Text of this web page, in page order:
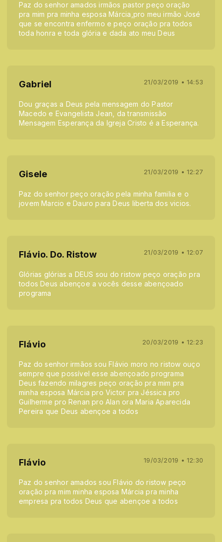
Paz do senhor amados irmãos pastor peço oração
pra mim pra minha esposa Márcia,pro meu irmão José
que se encontra enfermo e peço oração pra todos
toda honra e toda glória e dada ato meu Deus
Gabriel 21/03/2019 • 14:53
Dou graças a Deus pela mensagem do Pastor
Macedo e Evangelista Jean, da transmissão
Mensagem Esperança da Igreja Cristo é a Esperança.
Gisele 21/03/2019 • 12:27
Paz do senhor peço oração pela minha familia e o
jovem Marcio e Dauro para Deus liberta dos vicios.
Flávio. Do. Ristow 21/03/2019 • 12:07
Glórias glórias a DEUS sou do ristow peço oração pra
todos Deus abençoe a vocês desse abençoado
programa
Flávio 20/03/2019 • 12:23
Paz do senhor irmãos sou Flávio moro no ristow ouço
sempre que possível esse abençoado programa
Deus fazendo milagres peço oração pra mim pra
minha esposa Márcia pro Victor pra Jéssica pro
Guilherme pro Renan pro Alan ora Maria Aparecida
Pereira que Deus abençoe a todos
Flávio 19/03/2019 • 12:30
Paz do senhor amados sou Flávio do ristow peço
oração pra mim minha esposa Márcia pra minha
empresa pra todos Deus que abençoe a todos